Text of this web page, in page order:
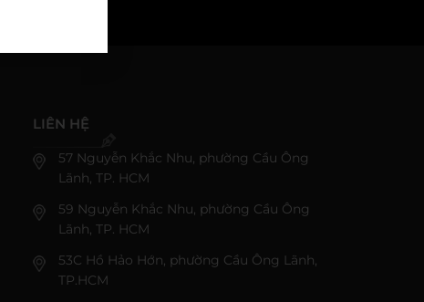
LIÊN HỆ
57 Nguyễn Khắc Nhu, phường Cầu Ông
Lãnh, TP. HCM
59 Nguyễn Khắc Nhu, phường Cầu Ông
Lãnh, TP. HCM
53C Hồ Hảo Hớn, phường Cầu Ông Lãnh,
TP.HCM